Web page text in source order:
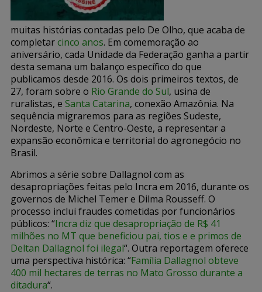
muitas histórias contadas pelo De Olho, que acaba de
completarcinco anos. Em comemoração ao
aniversário, cada Unidade da Federação ganha a partir
desta semana um balanço específico do que
publicamos desde 2016. Os dois primeiros textos, de
27, foram sobre o Rio Grande do Sul, usina de
ruralistas, e Santa Catarina, conexão Amazônia. Na
sequência migraremos para as regiões Sudeste,
Nordeste, Norte e Centro-Oeste, a representar a
expansão econômica e territorial do agronegócio no
Brasil.
Abrimos a série sobre Dallagnol com as
desapropriações feitas pelo Incra em 2016, durante os
governos de Michel Temer e Dilma Rousseff. O
processo inclui fraudes cometidas por funcionários
públicos: “Incra diz que desapropriação de R$ 41
milhões no MT que beneficiou pai, tios e e primos de
Deltan Dallagnol foi ilegal“. Outra reportagem oferece
uma perspectiva histórica: “Família Dallagnol obteve
400 mil hectares de terras no Mato Grosso durante a
ditadura“.